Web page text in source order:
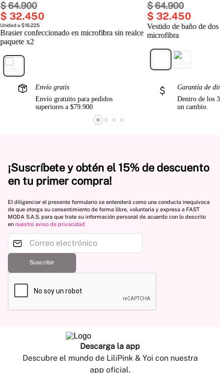
$64.900
$ 32.450
Unidad a $16.225
Brasier confeccionado en microfibra sin realce
paquete x2
$64.900
$ 32.450
Vestido de baño de
microfibra
Envío gratis
Envío gratuito para pedidos
superiores a $79.900
Garantía de
Dentro de los
un cambio.
¡Suscríbete y obtén el 15% de descuento
en tu primer compra!
El diligenciar el presente formulario se entenderá como una conducta inequívoca
de que otorga su consentimiento de forma libre, voluntaria y expresa a FAST
MODA S.A.S. para que trate su información personal de acuerdo con lo descrito
en nuestro aviso de privacidad
Suscribir
Descarga la app
Descubre el mundo de LiliPink & Yoi con nuestra
app oficial.